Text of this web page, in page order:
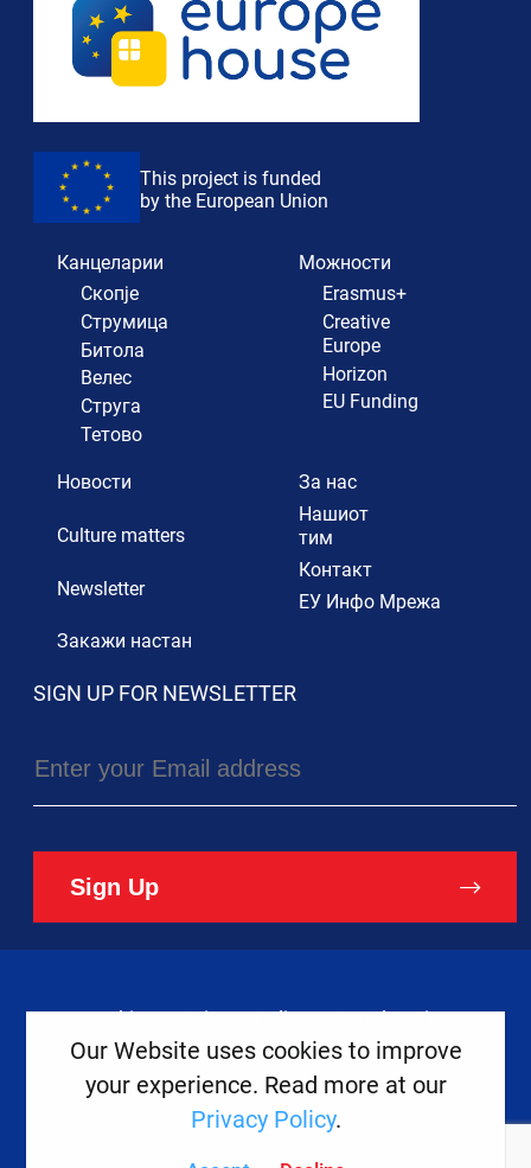
This project is funded
by the European Union
Канцеларии
Скопје
Струмица
Битола
Велес
Струга
Тетово
Можности
Erasmus+
Creative
Europe
Horizon
EU Funding
Новости
Culture matters
Newsletter
Закажи настан
За нас
Нашиот
тим
Контакт
ЕУ Инфо Мрежа
SIGN UP FOR NEWSLETTER
Sign Up
Copyright ©2026Europe House
Cookies Privacy Policy Legal Notice
Developed
Our Website uses cookies to improve
your experience. Read more at our
Privacy Policy.